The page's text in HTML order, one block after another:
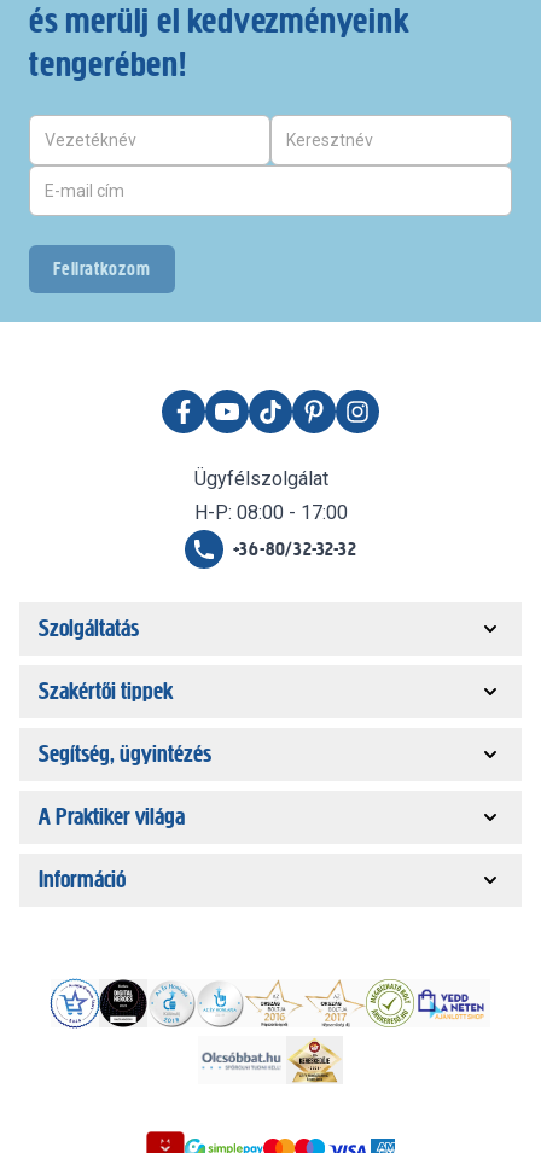
és merülj el kedvezményeink
tengerében!
Feliratkozom
Ügyfélszolgálat
H-P: 08:00 - 17:00
+36-80/32-32-32
Szolgáltatás
Szakértői tippek
Segítség, ügyintézés
A Praktiker világa
Információ